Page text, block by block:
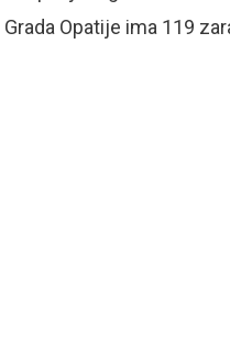
Opatije ima 119